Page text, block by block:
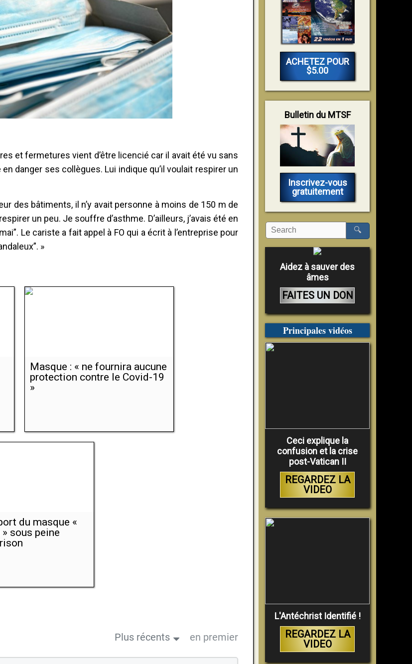
et fermetures vient d’être licencié car il avait été vu sans
danger ses collègues. Lui indique qu’il voulait respirer un
des bâtiments, il n’y avait personne à moins de 150 m de
un peu. Je souffre d’asthme. D’ailleurs, j’avais été en
Le cariste a fait appel à FO qui a écrit à l’entreprise pour
»
Masque : « ne fournira aucune
protection contre le Covid-19
»
du masque «
sous peine
Plus récents en premier
ACHETEZ POUR
$5.00
Bulletin du MTSF
Inscrivez-vous
gratuitement
🔍
Aidez à sauver des
âmes
FAITES UN DON
Principales vidéos
Ceci explique la
confusion et la crise
post-Vatican II
REGARDEZ LA
VIDEO
L'Antéchrist Identifié !
REGARDEZ LA
VIDEO